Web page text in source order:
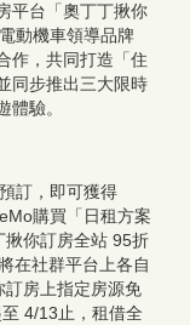
平台「奧丁丁揪你
動機車領導品牌
作，共同打造「住
同步推出三大限時
體驗。
訂，即可獲得
購買「日租方案
揪你訂房全站 95折
在社群平台上各自
訂房上指定房源免
4/13止，租借全